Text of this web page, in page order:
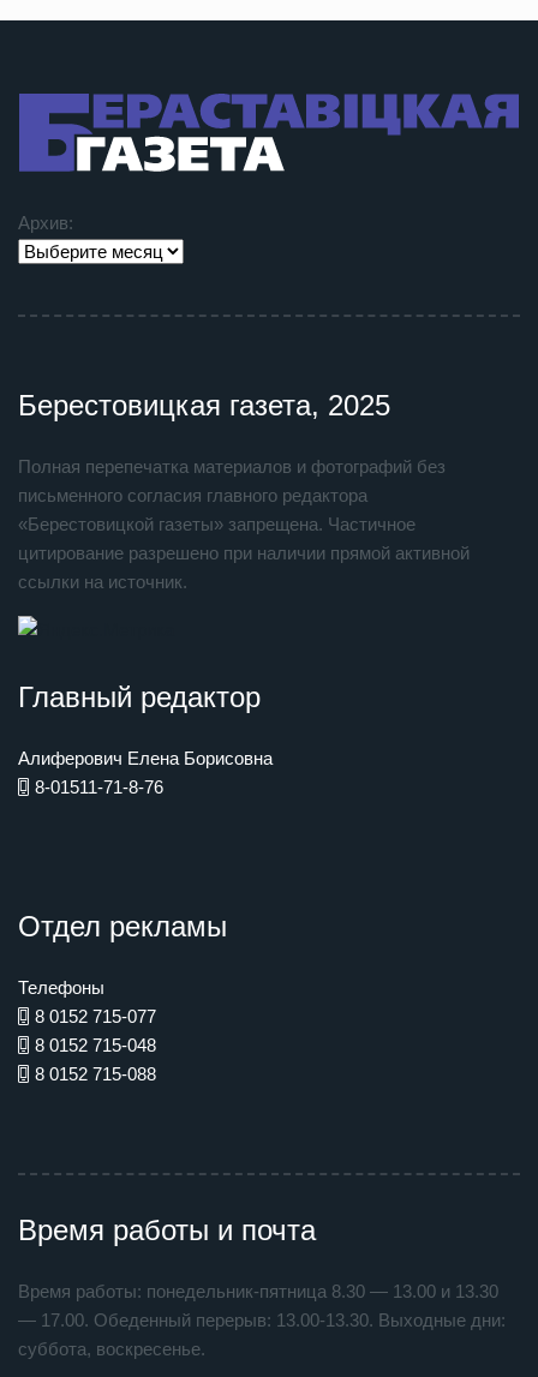
Архив:
Берестовицкая газета, 2025
Полная перепечатка материалов и фотографий без
письменного согласия главного редактора
«Берестовицкой газеты» запрещена. Частичное
цитирование разрешено при наличии прямой активной
ссылки на источник.
Главный редактор
Алиферович Елена Борисовна
8-01511-71-8-76
Отдел рекламы
Телефоны
8 0152 715-077
8 0152 715-048
8 0152 715-088
Время работы и почта
Время работы: понедельник-пятница 8.30 — 13.00 и 13.30
— 17.00. Обеденный перерыв: 13.00-13.30. Выходные дни:
суббота, воскресенье.